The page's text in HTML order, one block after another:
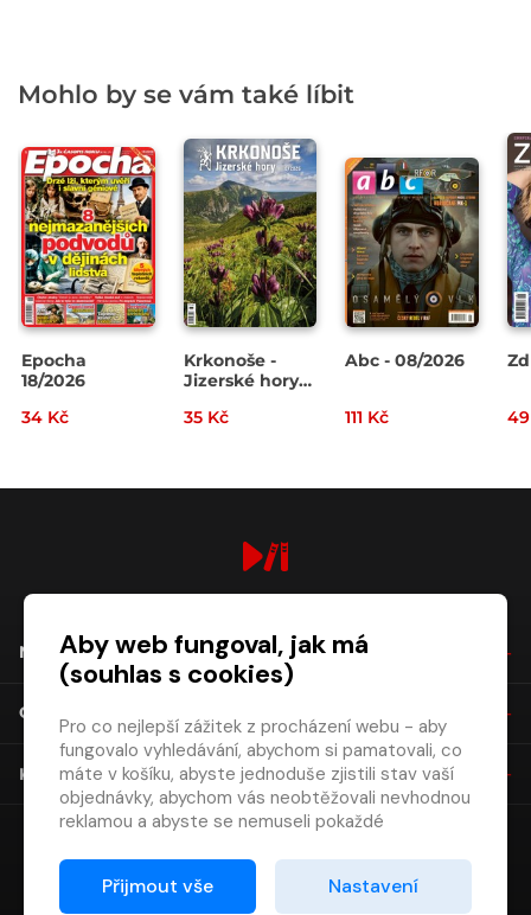
Mohlo by se vám také líbit
Epocha
18/2026
34 Kč
Krkonoše -
Jizerské hory
35 Kč
Abc - 08/2026
111 Kč
NÁKUP
O SPOLEČNOSTI
KONTAKT
Aby web fungoval, jak má
(souhlas s cookies)
Pro co nejlepší zážitek z procházení webu - aby
fungovalo vyhledávání, abychom si pamatovali, co
máte v košíku, abyste jednoduše zjistili stav vaší
objednávky, abychom vás neobtěžovali nevhodnou
reklamou a abyste se nemuseli pokaždé
Proto od vás potřebujeme souhlas se
zpracováním souborů cookies
Přijmout vše Nastavení